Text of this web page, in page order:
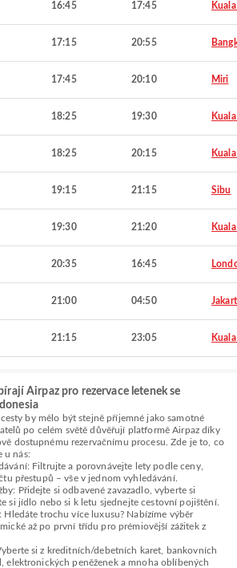
16:45 17:45
17:15 20:55
17:45 20:10 Miri
18:25 19:30
18:25 20:15
19:15 21:15 Sibu
19:30 21:20
20:35 16:45
21:00 04:50
21:15 23:05
Airpaz pro rezervace letenek se
by mělo být stejně příjemné jako samotné
po celém světě důvěřují platformě Airpaz díky
dostupnému rezervačnímu procesu. Zde je to, co
u nás:
Filtrujte a porovnávejte lety podle ceny,
přestupů – vše v jednom vyhledávání.
Přidejte si odbavené zavazadlo, vyberte si
si jídlo nebo si k letu sjednejte cestovní pojištění.
trochu více luxusu? Nabízíme výběr
až po první třídu pro prémiovější zážitek z
si z kreditních/debetních karet, bankovních
elektronických peněženek a mnoha oblíbených